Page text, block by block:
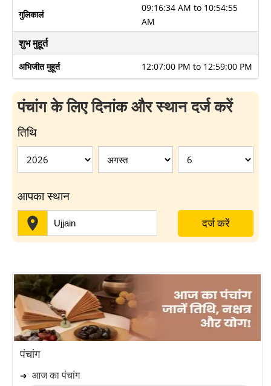
गुलिकालं
09:16:34 AM to 10:54:55
AM
शुभ मुहूर्त
अभिजीत मुहूर्त 12:07:00 PM to 12:59:00 PM
पंचांग के लिए दिनांक और स्थान दर्ज करें
तिथि
आपका स्थान
दर्ज करें
पंचांग
➔ आज का पंचांग